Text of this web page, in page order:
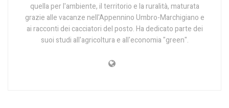
quella per l'ambiente, il territorio e la ruralità, maturata
grazie alle vacanze nell'Appennino Umbro-Marchigiano e
ai racconti dei cacciatori del posto. Ha dedicato parte dei
suoi studi all'agricoltura e all'economia "green".